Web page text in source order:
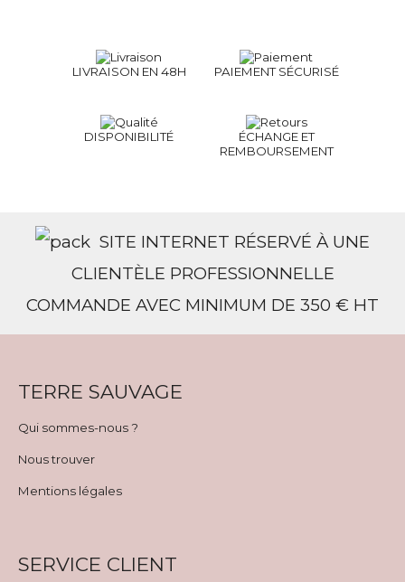
LIVRAISON EN 48H PAIEMENT SÉCURISÉ
DISPONIBILITÉ
ÉCHANGE ET
REMBOURSEMENT
SITE INTERNET RÉSERVÉ À UNE
CLIENTÈLE PROFESSIONNELLE
COMMANDE AVEC MINIMUM DE 350 € HT
TERRE SAUVAGE
Qui sommes-nous ?
Nous trouver
Mentions légales
SERVICE CLIENT